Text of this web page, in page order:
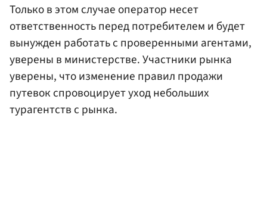
Только в этом случае оператор несет
ответственность перед потребителем и будет
вынужден работать с проверенными агентами,
уверены в министерстве. Участники рынка
уверены, что изменение правил продажи
путевок спровоцирует уход небольших
турагентств с рынка.